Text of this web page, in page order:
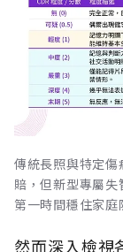
傳統長照與特定傷
賠，但新型專屬
第一時間穩住家庭
然而深入檢視